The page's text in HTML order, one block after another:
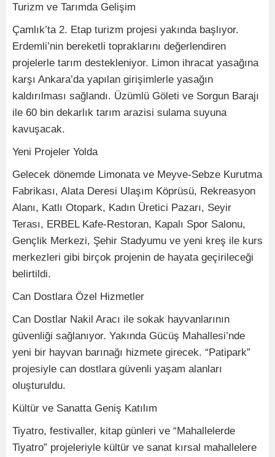
Turizm ve Tarımda Gelişim
Çamlık’ta 2. Etap turizm projesi yakında başlıyor.
Erdemli’nin bereketli topraklarını değerlendiren
projelerle tarım destekleniyor. Limon ihracat yasağına
karşı Ankara’da yapılan girişimlerle yasağın
kaldırılması sağlandı. Üzümlü Göleti ve Sorgun Barajı
ile 60 bin dekarlık tarım arazisi sulama suyuna
kavuşacak.
Yeni Projeler Yolda
Gelecek dönemde Limonata ve Meyve-Sebze Kurutma
Fabrikası, Alata Deresi Ulaşım Köprüsü, Rekreasyon
Alanı, Katlı Otopark, Kadın Üretici Pazarı, Seyir
Terası, ERBEL Kafe-Restoran, Kapalı Spor Salonu,
Gençlik Merkezi, Şehir Stadyumu ve yeni kreş ile kurs
merkezleri gibi birçok projenin de hayata geçirileceği
belirtildi.
Can Dostlara Özel Hizmetler
Can Dostlar Nakil Aracı ile sokak hayvanlarının
güvenliği sağlanıyor. Yakında Gücüş Mahallesi’nde
yeni bir hayvan barınağı hizmete girecek. “Patipark”
projesiyle can dostlara güvenli yaşam alanları
oluşturuldu.
Kültür ve Sanatta Geniş Katılım
Tiyatro, festivaller, kitap günleri ve “Mahallelerde
Tiyatro” projeleriyle kültür ve sanat kırsal mahallelere